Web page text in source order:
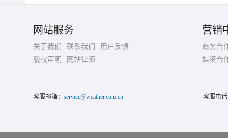
网站服务
关于我们 联系我们
用户反馈
版权声明
网站律师
营销
商务合
媒资合
客服邮箱： service@weather.com.cn 客服电